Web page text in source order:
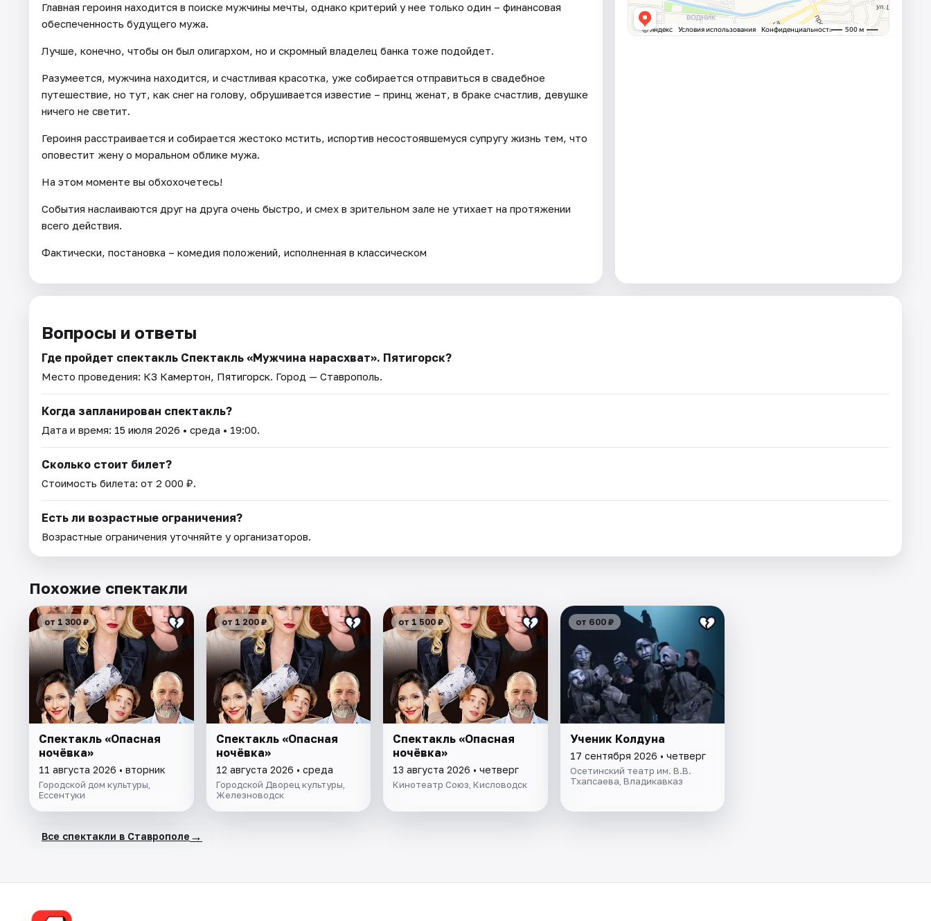
Главная героиня находится в поиске мужчины мечты, однако критерий у нее только один – финансовая
обеспеченность будущего мужа.
Лучше, конечно, чтобы он был олигархом, но и скромный владелец банка тоже подойдет.
Разумеется, мужчина находится, и счастливая красотка, уже собирается отправиться в свадебное
путешествие, но тут, как снег на голову, обрушивается известие – принц женат, в браке счастлив, девушке
ничего не светит.
Героиня расстраивается и собирается жестоко мстить, испортив несостоявшемуся супругу жизнь тем, что
оповестит жену о моральном облике мужа.
На этом моменте вы обхохочетесь!
События наслаиваются друг на друга очень быстро, и смех в зрительном зале не утихает на протяжении
всего действия.
Фактически, постановка – комедия положений, исполненная в классическом
Вопросы и ответы
Где пройдет спектакль Спектакль «Мужчина нарасхват». Пятигорск?
Место проведения: КЗ Камертон, Пятигорск. Город — Ставрополь.
Когда запланирован спектакль?
Дата и время: 15 июля 2026 • среда • 19:00.
Сколько стоит билет?
Стоимость билета: от 2 000 ₽.
Есть ли возрастные ограничения?
Возрастные ограничения уточняйте у организаторов.
Похожие спектакли
от 1 300 ₽
Спектакль «Опасная
ночёвка»
11 августа 2026 • вторник
Городской дом культуры,
Ессентуки
от 1 200 ₽
Спектакль «Опасная
ночёвка»
12 августа 2026 • среда
Городской Дворец культуры,
Железноводск
от 1 500 ₽
Спектакль «Опасная
ночёвка»
13 августа 2026 • четверг
Кинотеатр Союз, Кисловодск
от 600 ₽
Ученик Колдуна
17 сентября 2026 • четверг
Осетинский театр им. В.В.
Тхапсаева, Владикавказ
Все спектакли в Ставрополе →